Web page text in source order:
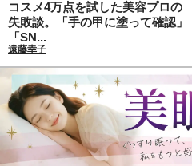
コスメ4万点を試した美容プロの
失敗談。「手の甲に塗って確認」
「SN...
遠藤幸子